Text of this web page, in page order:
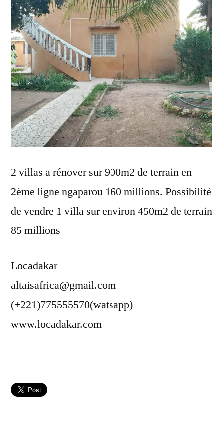
2 villas a rénover sur 900m2 de terrain en
2ème ligne ngaparou 160 millions. Possibilité
de vendre 1 villa sur environ 450m2 de terrain
85 millions
Locadakar
altaisafrica@gmail.com
(+221)775555570(watsapp)
www.locadakar.com